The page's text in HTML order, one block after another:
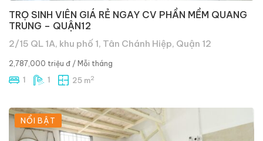
TRỌ SINH VIÊN GIÁ RẺ NGAY CV PHẦN MỀM QUANG
TRUNG – QUẬN12
2/15 QL 1A, khu phố 1, Tân Chánh Hiệp, Quận 12
2,787,000 triệu đ / Mỗi tháng
1 1 25 m2
NỔI BẬT